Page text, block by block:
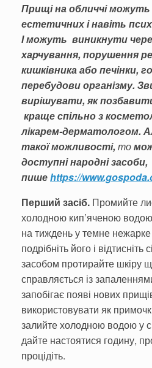
Прищі на обличчі
естетичних і навіть
І можуть виникнути
харчування, порушення
кишківника або печінки,
перебудови організму.
вирішувати, як
краще спільно з
лікарем-дерматологом.
такої можливості, то
доступні народні засоби,
пишеhttps://
Перший засіб. Промийте
холодною кип’яченою
на тиждень у темне нежарке
подрібніть його і
засобом протирайте шкіру
справляється із
запобігає появі нових
використовувати як
залийте холод­ною водою у
дайте на­стоятися годину,
процідіть.